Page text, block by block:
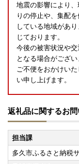
地震の影響により
りの停止や、集配を
している地域があ
じております。
今後の被害状況や
となる場合がござい
ご不便をおかけい
い申し上げます。
【お盆休みの返礼
令和8年8月7日（金
返礼品の発送を停止
返礼品に関するお
担当課
多久市ふるさと納税